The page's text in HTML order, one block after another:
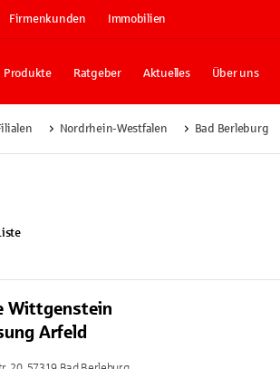
Firmenkunden Immobilien
Produkte Ratgeber Aktuelles Über uns
Nordrhein-Westfalen Bad Berleburg
Wittgenstein
Arfeld